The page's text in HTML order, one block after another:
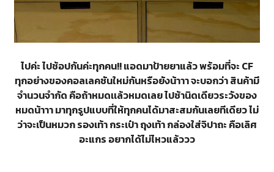
ไปค่ะ ไปช้อปกันค่ะทุกคน!! แอดมาป้ายยาแล้ว พร้อมที่จะ CF
ทุกอย่างของคอลเลคชันใหม่กันหรือยังน้าาา จะบอกว่า สินค้ามี
จำนวนจำกัด คือถ้าหมดเเล้วหมดเลย ไปช้านิดเดียวระวังของ
หมดน้าาา มาทุกรูปแบบที่ให้ทุกคนได้มาสะสมกันเลยทีเดียว ไม่
ว่าจะเป็นหมวก รองเท้า กระเป๋า ถุงเท้า กล่องใส่จิปาถะ คือเลิศ
อะแกร อยากได้ไม่ไหวแล้ววว